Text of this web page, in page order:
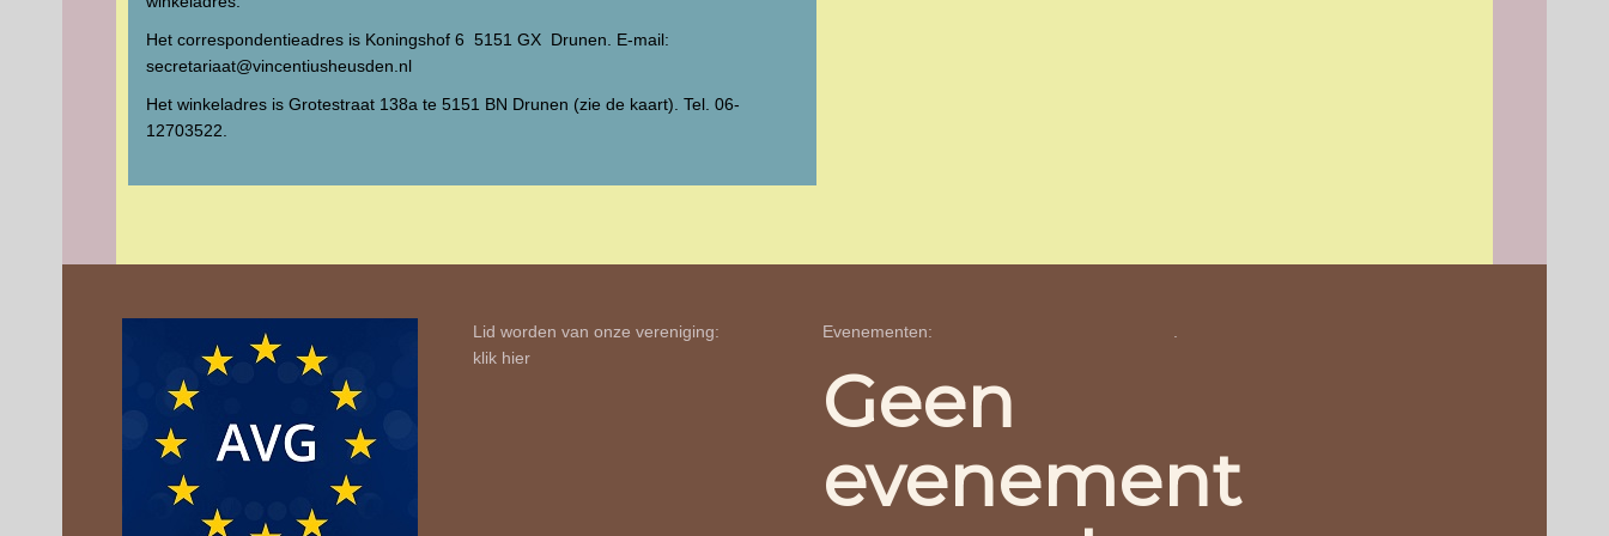
Het correspondentieadres is Koningshof 6 5151 GX Drunen. E-mail:
secretariaat@vincentiusheusden.nl
Het winkeladres is Grotestraat 138a te 5151 BN Drunen (zie de kaart). Tel. 06-
12703522.
Lid worden van onze vereniging:
klik hier
Evenementen:
Geen
evenement